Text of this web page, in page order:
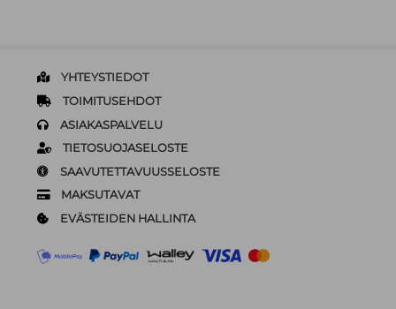
YHTEYSTIEDOT
TOIMITUSEHDOT
ASIAKASPALVELU
TIETOSUOJASELOSTE
SAAVUTETTAVUUSSELOSTE
MAKSUTAVAT
EVÄSTEIDEN HALLINTA